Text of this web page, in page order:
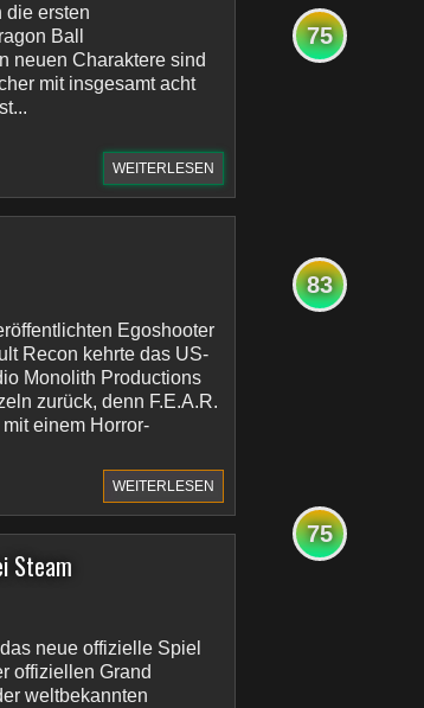
die ersten
Ball
neuen Charaktere sind
mit insgesamt acht
WEITERLESEN
Egoshooter
Recon kehrte das US-
Monolith Productions
zurück, denn F.E.A.R.
einem Horror-
WEITERLESEN
Steam
neue offizielle Spiel
offiziellen Grand
weltbekannten
75
83
75